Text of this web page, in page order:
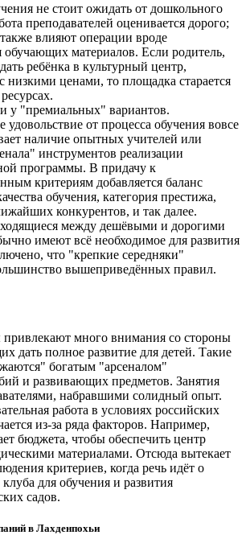
не стоит ожидать от дошкольного
преподавателей оценивается дорого;
влияют операции вроде
обучающих материалов. Если родитель,
ребёнка в культурный центр,
низкими ценами, то площадка старается
у "премиальных" вариантов.
от процесса обучения вовсе
наличие опытных учителей или
инструментов реализации
программы. В придачу к
критериям добавляется баланс
обучения, категория престижа,
конкурентов, и так далее.
между дешёвыми и дорогими
имеют всё необходимое для развития
что "крепкие середняки"
вышеприведённых правил.
много внимания со стороны
дать полное развитие для детей. Такие
богатым "арсеналом"
и развивающих предметов. Занятия
набравшими солидный опыт.
работа в условиях российских
из-за ряда факторов. Например,
бюджета, чтобы обеспечить центр
материалами. Отсюда вытекает
критериев, когда речь идёт о
для обучения и развития
садов.
в Лахденпохьи